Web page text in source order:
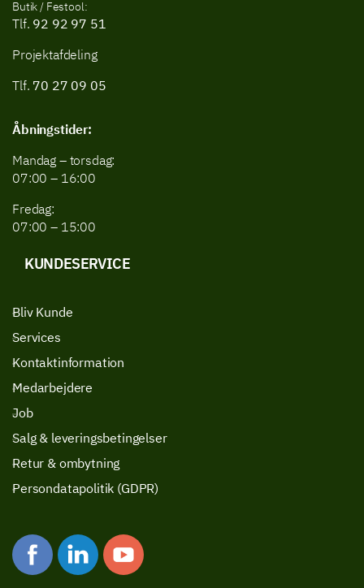
Butik / Festool:
Tlf. 92 92 97 51
Projektafdeling
Tlf. 70 27 09 05
Åbningstider:
Mandag – torsdag:
07:00 – 16:00
Fredag:
07:00 – 15:00
KUNDESERVICE
Bliv Kunde
Services
Kontaktinformation
Medarbejdere
Job
Salg & leveringsbetingelser
Retur & ombytning
Persondatapolitik (GDPR)